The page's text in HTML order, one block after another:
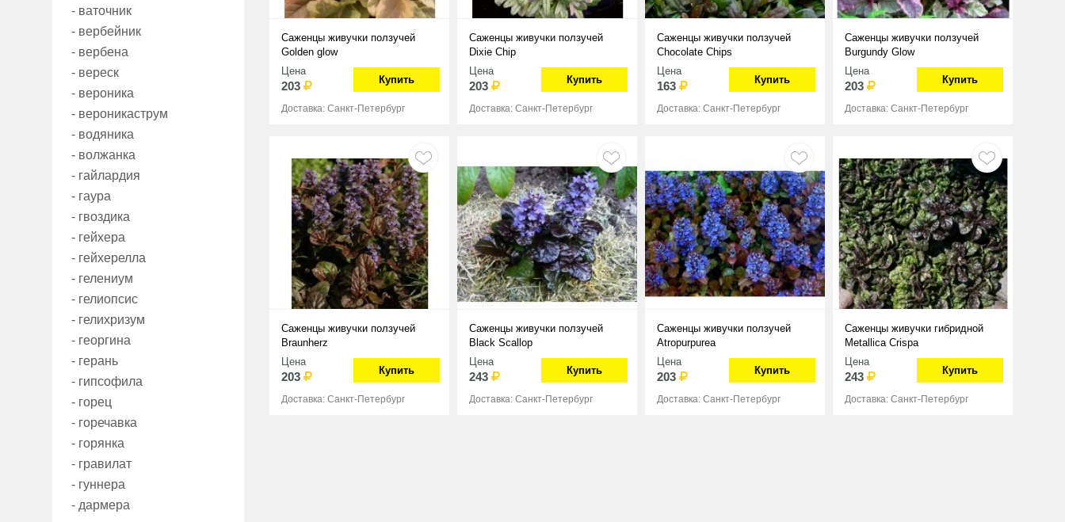
- ваточник
- вербейник
- вербена
- вереск
- вероника
- вероникаструм
- водяника
- волжанка
- гайлардия
- гаура
- гвоздика
- гейхера
- гейхерелла
- гелениум
- гелиопсис
- гелихризум
- георгина
- герань
- гипсофила
- горец
- горечавка
- горянка
- гравилат
- гуннера
- дармера
Саженцы живучки ползучей
Golden glow
Цена
203 Купить
Доставка: Санкт-Петербург
Саженцы живучки ползучей
Dixie Chip
Цена
203 Купить
Доставка: Санкт-Петербург
Саженцы живучки ползучей
Chocolate Chips
Цена
163 Купить
Доставка: Санкт-Петербург
Саженцы живучки ползучей
Burgundy Glow
Цена
203 Купить
Доставка: Санкт-Петербург
Саженцы живучки ползучей
Braunherz
Цена
203 Купить
Доставка: Санкт-Петербург
Саженцы живучки ползучей
Black Scallop
Цена
243 Купить
Доставка: Санкт-Петербург
Саженцы живучки ползучей
Atropurpurea
Цена
203 Купить
Доставка: Санкт-Петербург
Саженцы живучки гибридной
Metallica Crispa
Цена
243 Купить
Доставка: Санкт-Петербург